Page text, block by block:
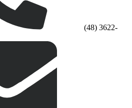
(48) 3622-